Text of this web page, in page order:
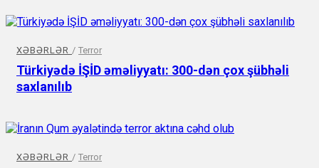
XƏBƏRLƏR / Terror
Türkiyədə İŞİD əməliyyatı: 300-dən çox şübhəli
saxlanılıb
XƏBƏRLƏR / Terror